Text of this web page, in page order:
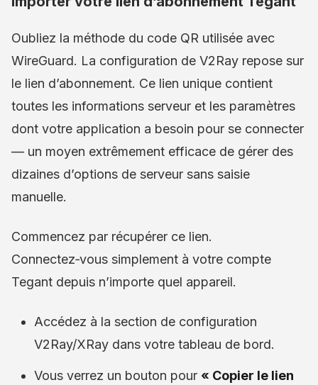
Oubliez la méthode du code QR utilisée avec
WireGuard. La configuration de V2Ray repose sur
le lien d’abonnement. Ce lien unique contient
toutes les informations serveur et les paramètres
dont votre application a besoin pour se connecter
— un moyen extrêmement efficace de gérer des
dizaines d’options de serveur sans saisie
manuelle.
Commencez par récupérer ce lien.
Connectez‑vous simplement à votre compte
Tegant depuis n’importe quel appareil.
Accédez à la section de configuration
V2Ray/XRay dans votre tableau de bord.
Vous verrez un bouton pour « Copier le lien